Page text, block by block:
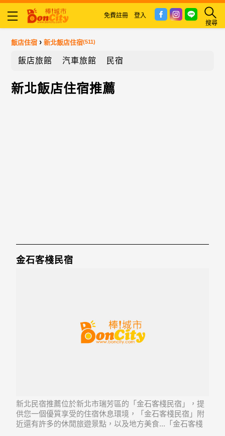
搜尋
免費註冊 登入
飯店住宿 ›新北飯店住宿(511)
飯店旅館 汽車旅館 民宿
新北飯店住宿推薦
金石客棧民宿
新北民宿推薦位於新北市瑞芳區的「金石客棧民宿」，提
供您一個優質享受的住宿休息環境，「金石客棧民宿」附
近還有許多的休閒旅遊景點，以及地方美食...「金石客棧